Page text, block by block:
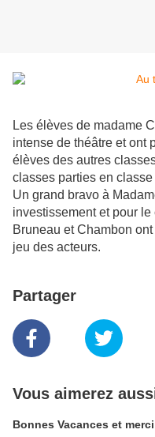
Les élèves de madame
intense de théâtre et ont
élèves des autres
classes parties en
Un grand bravo à
investissement et pour
Bruneau et Chambon
jeu des acteurs.
Partager
Vous aimerez
Bonnes Vacances et